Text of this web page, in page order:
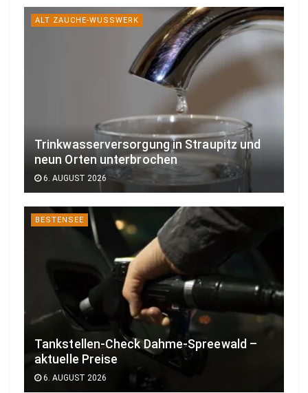
ALT ZAUCHE-WUSSWERK
Trinkwasserversorgung in Straupitz und
neun Orten unterbrochen
6. AUGUST 2026
BESTENSEE
Tankstellen-Check Dahme-Spreewald –
aktuelle Preise
6. AUGUST 2026